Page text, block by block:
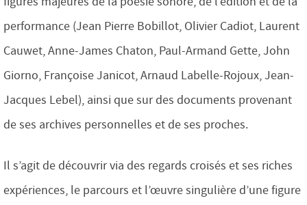
performance (Jean Pierre Bobillot, Olivier Cadiot, Laurent
Cauwet, Anne-James Chaton, Paul-Armand Gette, John
Giorno, Françoise Janicot, Arnaud Labelle-Rojoux, Jean-
Jacques Lebel), ainsi que sur des documents provenant
de ses archives personnelles et de ses proches.
Il s’agit de découvrir via des regards croisés et ses riches
expériences, le parcours et l’œuvre singulière d’une figure